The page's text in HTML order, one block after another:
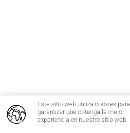
Inicio Cuenta
Este sitio web utiliza cookies para
garantizar que obtenga la mejor
experiencia en nuestro sitio web.